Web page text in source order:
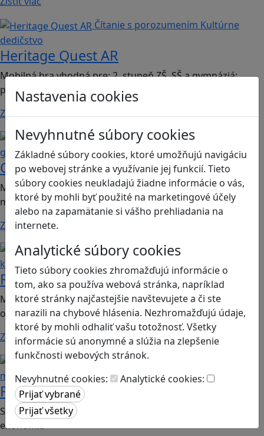
Nastavenia cookies
Nevyhnutné súbory cookies
Základné súbory cookies, ktoré umožňujú navigáciu
po webovej stránke a využívanie jej funkcií. Tieto
súbory cookies neukladajú žiadne informácie o vás,
ktoré by mohli byť použité na marketingové účely
alebo na zapamätanie si vášho prehliadania na
internete.
Analytické súbory cookies
Tieto súbory cookies zhromažďujú informácie o
tom, ako sa používa webová stránka, napríklad
ktoré stránky najčastejšie navštevujete a či ste
narazili na chybové hlásenia. Nezhromažďujú údaje,
ktoré by mohli odhaliť vašu totožnosť. Všetky
informácie sú anonymné a slúžia na zlepšenie
funkčnosti webových stránok.
Nevyhnutné cookies:
Analytické cookies:
Čítanie s porozumením Kultúrne
dedičstvo
Heritage Quest AR
Mobilná hra vhodná pre: 2. stupeň ZŠ, SŠ a gymnáziá;
predmet dejepis.
Zistiť viac
Kritické myslenie
gramotnosť
Chicken Intelligence Agency
Mobilná hra vhodná pre 2. stupeň ZŠ a SŠ; predmety:
mediálna výchova, informatika
Zistiť viac
Ľudské práva a toleranciaSociálne zručnosti a
kooperácia
Romoji
Mobilná hra vhodná pre 2. ročník ZŠ a SŠ; predmety:
občianska náuka, etická výchova.
Zistiť viac
Finančná gramotnosť
myslenie
Finančné príšery
Spoločenská hra vhodná pre 2. stupeň ZŠ a SŠ; predmet:
ekonómia